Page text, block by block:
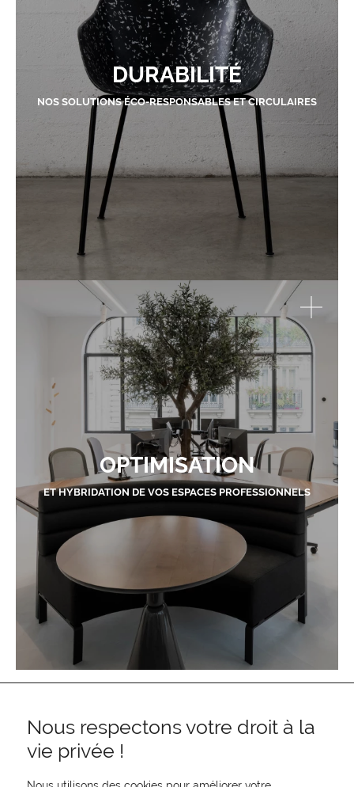
DURABILITÉ
NOS SOLUTIONS ÉCO-RESPONSABLES ET CIRCULAIRES
OPTIMISATION
ET HYBRIDATION DE VOS ESPACES PROFESSIONNELS
Nous respectons votre droit à la
vie privée !